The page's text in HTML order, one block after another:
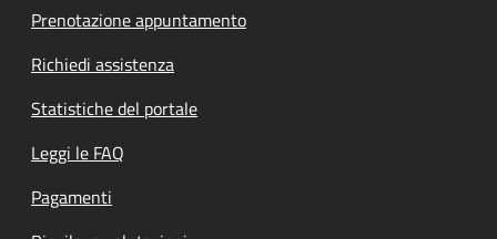
Prenotazione appuntamento
Richiedi assistenza
Statistiche del portale
Leggi le FAQ
Pagamenti